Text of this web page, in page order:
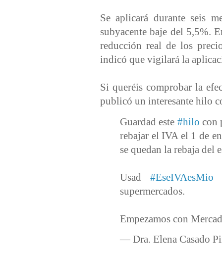
Se aplicará durante seis
subyacente baje del 5,5%.
reducción real de los
indicó que vigilará la
Si queréis comprobar la
publicó un interesante hilo
Guardad este #hilo con
rebajar el IVA el 1 de
se quedan la rebaja del
Usad #EseIVAesMio
supermercados.
Empezamos con
— Dra. Elena Casado